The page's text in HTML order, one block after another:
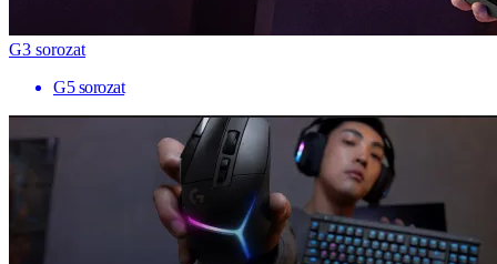
G3 sorozat
G5 sorozat